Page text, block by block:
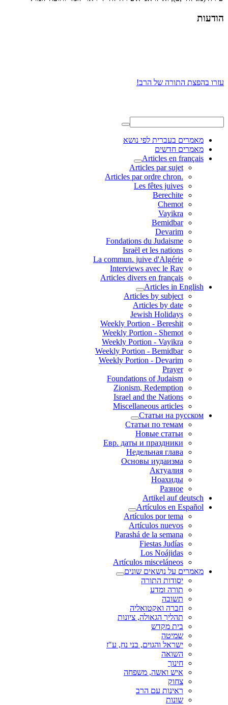
הודעות
עזרו בהפצת התורה של הרב!
מאמרים בעברית לפי נושא
מאמרים חדשים
Articles en français
Articles par sujet
.Articles par ordre chron
Les fêtes juives
Berechite
Chemot
Vayikra
Bemidbar
Devarim
Fondations du Judaisme
Israël et les nations
La commun. juive d'Algérie
Interviews avec le Rav
Articles divers en français
Articles in English
Articles by subject
Articles by date
Jewish Holidays
Weekly Portion - Bereshit
Weekly Portion - Shemot
Weekly Portion - Vayikra
Weekly Portion - Bemidbar
Weekly Portion - Devarim
Prayer
Foundations of Judaism
Zionism, Redemption
Israel and the Nations
Miscellaneous articles
Статьи на русском
Статьи по темам
Новые статьи
Евр. даты и праздники
Недельная глава
Основы иудаизма
Актуалия
Ноахиды
Разное
Artikel auf deutsch
Artículos en Español
Artículos por tema
Artículos nuevos
Parashá de la semana
Fiestas Judías
Los Noájidas
Artículos misceláneos
מאמרים על נושאים שונים
יסודות התורה
תורה ומדע
תשובה
חברה ואקטואליה
תהליך הגאולה, ציונות
בית מקדש
שמיטה
ישראל והגוים, בני נח, ע"ז
השואה
חינוך
איש ואשה, משפחה
צחוק
ראינות עם הרב
שונות